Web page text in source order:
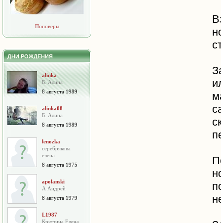
Поповеры
ДНИ РОЖДЕНИЯ
alinka
Б. Алина
8 августа 1989
alinka08
Б. Алина
8 августа 1989
lenozka
серебрякова
елена
8 августа 1975
apolanski
А Андрей
8 августа 1979
L1987
Крючина Елена